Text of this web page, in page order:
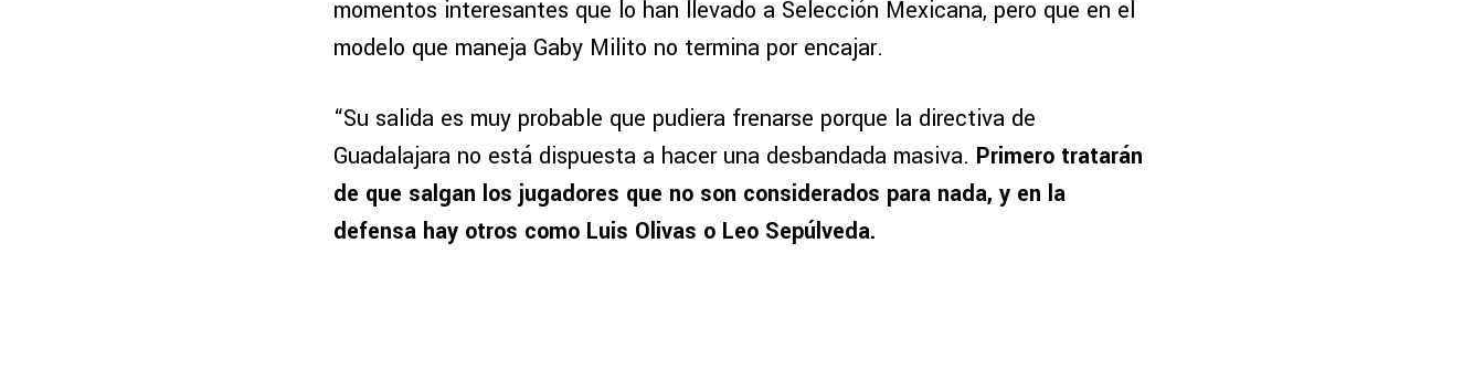
momentos interesantes que lo han llevado a Selección Mexicana, pero que en el
modelo que maneja Gaby Milito no termina por encajar.
“Su salida es muy probable que pudiera frenarse porque la directiva de
Guadalajara no está dispuesta a hacer una desbandada masiva. Primero tratarán
de que salgan los jugadores que no son considerados para nada, y en la
defensa hay otros como Luis Olivas o Leo Sepúlveda.